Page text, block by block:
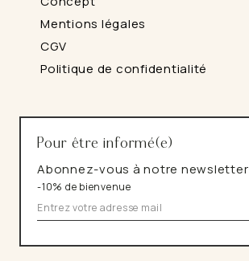
Mentions légales
CGV
Politique de confidentialité
Pour être informé(e)
Abonnez-vous à notre newsletter
-10% de bienvenue